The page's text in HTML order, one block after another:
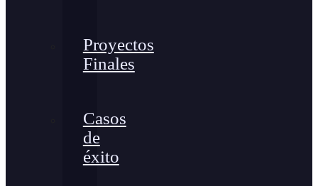
Proyectos
Finales
Casos
de
éxito